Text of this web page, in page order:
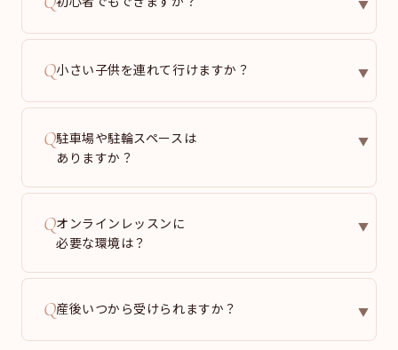
▼
Q小さい子供を連れて行けますか？ ▼
Q駐車場や駐輪スペースは
ありますか？
▼
Qオンラインレッスンに
必要な環境は？
▼
Q産後いつから受けられますか？ ▼